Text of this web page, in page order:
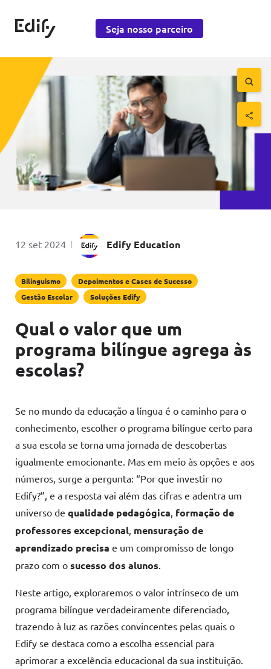
Edify EducationSeja nosso parceiro
Qual o valor que um
programa bilíngue agrega às
escolas?
Publicado em
12 set 2024 | por Edify Education
Bilinguismo
Depoimentos e Cases de Sucesso
Gestão Escolar
Soluções Edify
Saltar
Se no mundo da educação a língua é o caminho para o
conhecimento, escolher o programa bilíngue certo para
a sua escola se torna uma jornada de descobertas
igualmente emocionante. Mas em meio às opções e aos
números, surge a pergunta: “Por que investir no
Edify?”, e a resposta vai além das cifras e adentra um
universo de qualidade pedagógica formação de
professores excepcional mensuração de
aprendizado precisa e um compromisso de longo
prazo com o sucesso dos alunos
Neste artigo, exploraremos o valor intrínseco de um
programa bilíngue verdadeiramente diferenciado,
trazendo à luz as razões convincentes pelas quais o
Edify se destaca como a escolha essencial para
aprimorar a excelência educacional da sua instituição.